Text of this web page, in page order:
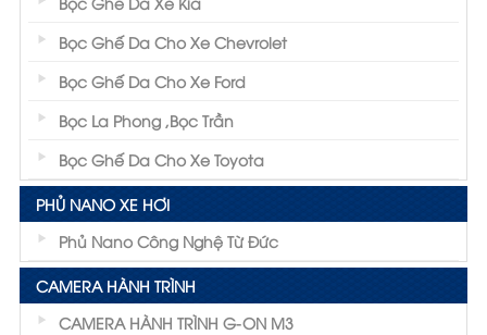
Bọc Ghế Da Cho Xe Chevrolet
Bọc Ghế Da Cho Xe Ford
Bọc La Phong ,Bọc Trần
Bọc Ghế Da Cho Xe Toyota
PHỦ NANO XE HƠI
Phủ Nano Công Nghệ Từ Đức
CAMERA HÀNH TRÌNH
CAMERA HÀNH TRÌNH G-ON M3